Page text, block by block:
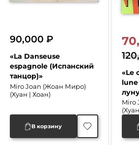
«La Danseuse
espagnole (Испанский
танцор)»
Miro Joan (Жоан Миро)
(Хуан | Хоан)
90,000 ₽
В корзину
«Le
lune
Miro